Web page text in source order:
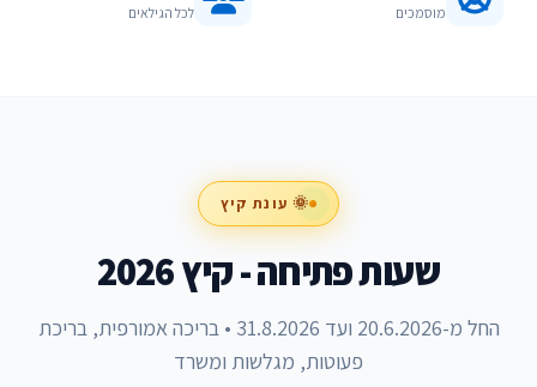
מוסמכים לכל הגילאים
🌞 עונת קיץ
שעות פתיחה - קיץ 2026
החל מ-20.6.2026 ועד 31.8.2026 • בריכה אמורפית, בריכת
פעוטות, מגלשות ומשרד